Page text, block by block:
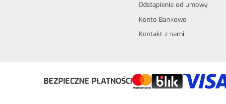
Odstąpienie od umowy
Konto Bankowe
Kontakt z nami
Odstąp od umowy tutaj
BEZPIECZNE PŁATNOŚCI